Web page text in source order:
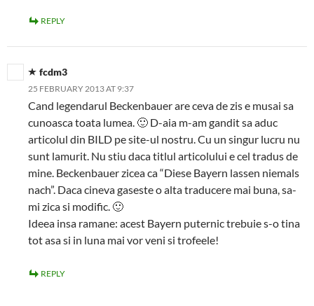
REPLY
fcdm3
25 FEBRUARY 2013 AT 9:37
Cand legendarul Beckenbauer are ceva de zis e musai sa
cunoasca toata lumea. 🙂 D-aia m-am gandit sa aduc
articolul din BILD pe site-ul nostru. Cu un singur lucru nu
sunt lamurit. Nu stiu daca titlul articolului e cel tradus de
mine. Beckenbauer zicea ca “Diese Bayern lassen niemals
nach”. Daca cineva gaseste o alta traducere mai buna, sa-
mi zica si modific. 🙂
Ideea insa ramane: acest Bayern puternic trebuie s-o tina
tot asa si in luna mai vor veni si trofeele!
REPLY